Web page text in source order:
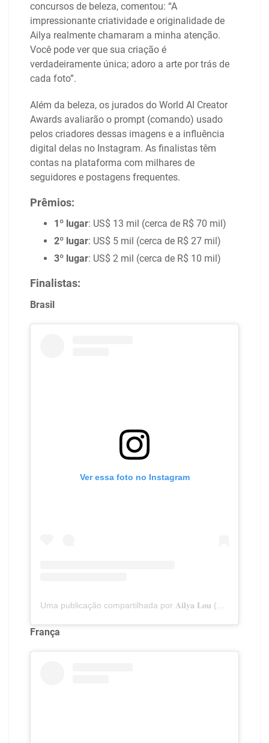
concursos de beleza, comentou: “A
impressionante criatividade e originalidade de
Ailya realmente chamaram a minha atenção.
Você pode ver que sua criação é
verdadeiramente única; adoro a arte por trás de
cada foto”.
Além da beleza, os jurados do World AI Creator
Awards avaliarão o prompt (comando) usado
pelos criadores dessas imagens e a influência
digital delas no Instagram. As finalistas têm
contas na plataforma com milhares de
seguidores e postagens frequentes.
Prêmios:
1º lugar: US$ 13 mil (cerca de R$ 70 mil)
2º lugar: US$ 5 mil (cerca de R$ 27 mil)
3º lugar: US$ 2 mil (cerca de R$ 10 mil)
Finalistas:
Brasil
Ver essa foto no Instagram
Uma publicação compartilhada por 𝐀𝐢𝐥𝐲𝐚 𝐋𝐨𝐮 (@ailyalou)
França